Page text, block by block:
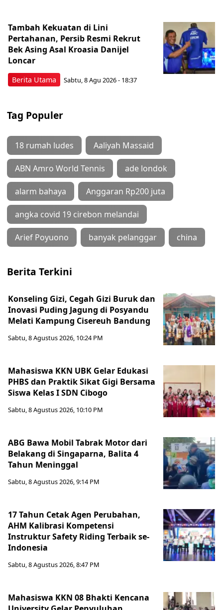
Berita Utama
Tambah Kekuatan di Lini
Pertahanan, Persib Resmi Rekrut
Bek Asing Asal Kroasia Danijel
Loncar
Sabtu, 8 Agu 2026 - 18:37
Tag Populer
18 rumah ludes Aaliyah Massaid
ABN Amro World Tennis ade londok
alarm bahaya Anggaran Rp200 juta
angka covid 19 cirebon melandai
Arief Poyuono banyak pelanggar china
Berita Terkini
Konseling Gizi, Cegah Gizi Buruk dan
Inovasi Puding Jagung di Posyandu
Melati Kampung Cisereuh Bandung
Sabtu, 8 Agustus 2026, 10:24 PM
Mahasiswa KKN UBK Gelar Edukasi
PHBS dan Praktik Sikat Gigi Bersama
Siswa Kelas I SDN Cibogo
Sabtu, 8 Agustus 2026, 10:10 PM
ABG Bawa Mobil Tabrak Motor dari
Belakang di Singaparna, Balita 4
Tahun Meninggal
Sabtu, 8 Agustus 2026, 9:14 PM
17 Tahun Cetak Agen Perubahan,
AHM Kalibrasi Kompetensi
Instruktur Safety Riding Terbaik se-
Indonesia
Sabtu, 8 Agustus 2026, 8:47 PM
Mahasiswa KKN 08 Bhakti Kencana